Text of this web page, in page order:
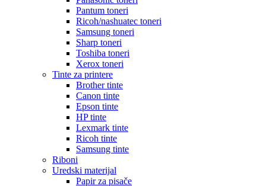
Pantum toneri
Ricoh/nashuatec toneri
Samsung toneri
Sharp toneri
Toshiba toneri
Xerox toneri
Tinte za printere
Brother tinte
Canon tinte
Epson tinte
HP tinte
Lexmark tinte
Ricoh tinte
Samsung tinte
Riboni
Uredski materijal
Papir za pisače